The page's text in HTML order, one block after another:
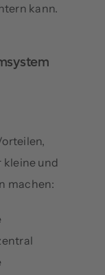
kann.
kleine und
machen: